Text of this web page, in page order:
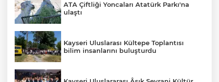
ATA Çiftliği Yoncaları Atatürk Parkı'na
ulaştı
Kayseri Uluslarası Kültepe Toplantısı
bilim insanlarını buluşturdu